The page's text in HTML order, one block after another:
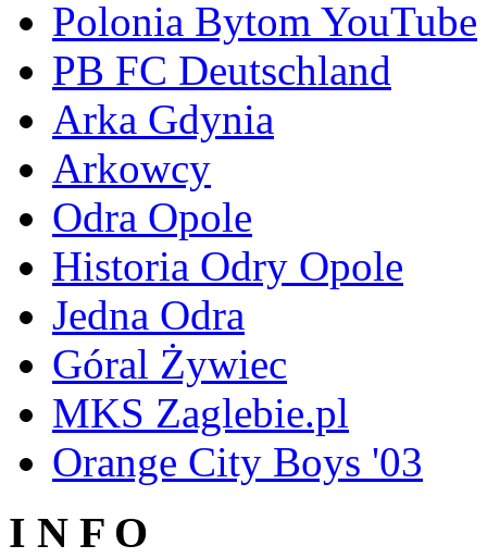
Polonia Bytom YouTube
PB FC Deutschland
Arka Gdynia
Arkowcy
Odra Opole
Historia Odry Opole
Jedna Odra
Góral Żywiec
MKS Zaglebie.pl
Orange City Boys '03
I N F O